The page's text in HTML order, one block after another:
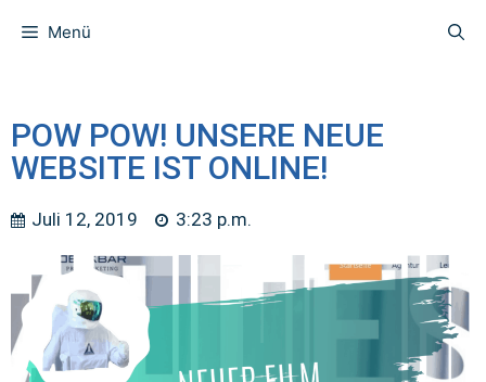
Menü
POW POW! UNSERE NEUE
WEBSITE IST ONLINE!
Juli 12, 2019 3:23 p.m.